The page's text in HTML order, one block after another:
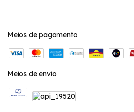
Meios de pagamento
Meios de envio